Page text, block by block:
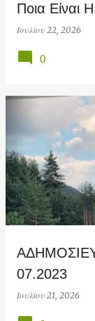
Ποια Είναι
Ιουλίου 22, 2026
0
07.2023
Ιουλίου 21, 2026